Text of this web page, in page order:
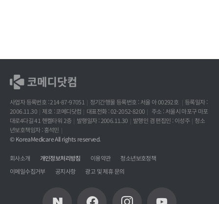
사업자 등록번호 : 214-87-97051 정기간행물 등록번호 : 서울 아 00292호
등록일자 :
2006.11.30
제호 : 코메디닷컴 대표전화 : 02-2052-8200
주소 : 서울시 마포구 마포
대로4다길 41 헨켈타워 2층
발행일자 : 2006.11.30 발행인 겸 편집인 : 이성주
청소
년보호책임자 : 홍석민
© KoreaMedicare All rights reserved.
회사소개 개인정보처리방침 이용약관
청소년보호정책
이메일수집거부
공지사항 광고 및 제휴 문의